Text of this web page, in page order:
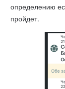
определению
пройдет.